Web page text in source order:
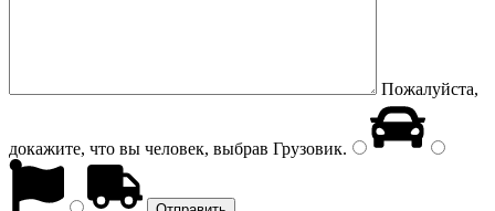
Пожалуйста,
докажите, что вы человек, выбрав Грузовик.